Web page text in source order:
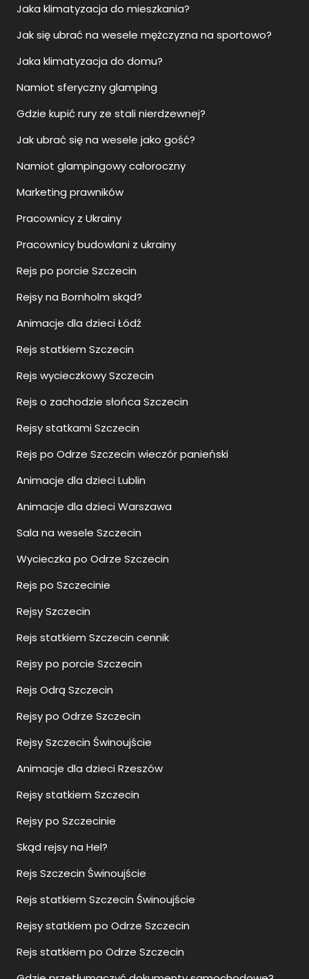
Jaka klimatyzacja do mieszkania?
Jak się ubrać na wesele mężczyzna na sportowo?
Jaka klimatyzacja do domu?
Namiot sferyczny glamping
Gdzie kupić rury ze stali nierdzewnej?
Jak ubrać się na wesele jako gość?
Namiot glampingowy całoroczny
Marketing prawników
Pracownicy z Ukrainy
Pracownicy budowlani z ukrainy
Rejs po porcie Szczecin
Rejsy na Bornholm skąd?
Animacje dla dzieci Łódź
Rejs statkiem Szczecin
Rejs wycieczkowy Szczecin
Rejs o zachodzie słońca Szczecin
Rejsy statkami Szczecin
Rejs po Odrze Szczecin wieczór panieński
Animacje dla dzieci Lublin
Animacje dla dzieci Warszawa
Sala na wesele Szczecin
Wycieczka po Odrze Szczecin
Rejs po Szczecinie
Rejsy Szczecin
Rejs statkiem Szczecin cennik
Rejsy po porcie Szczecin
Rejs Odrą Szczecin
Rejsy po Odrze Szczecin
Rejsy Szczecin Świnoujście
Animacje dla dzieci Rzeszów
Rejsy statkiem Szczecin
Rejsy po Szczecinie
Skąd rejsy na Hel?
Rejs Szczecin Świnoujście
Rejs statkiem Szczecin Świnoujście
Rejsy statkiem po Odrze Szczecin
Rejs statkiem po Odrze Szczecin